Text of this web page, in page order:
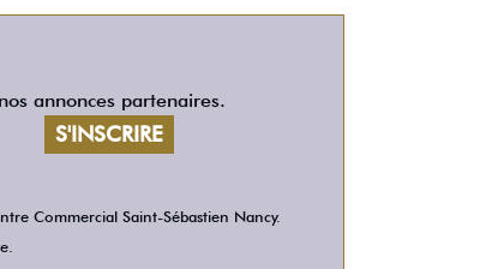
annonces partenaires.
Commercial Saint-Sébastien Nancy.